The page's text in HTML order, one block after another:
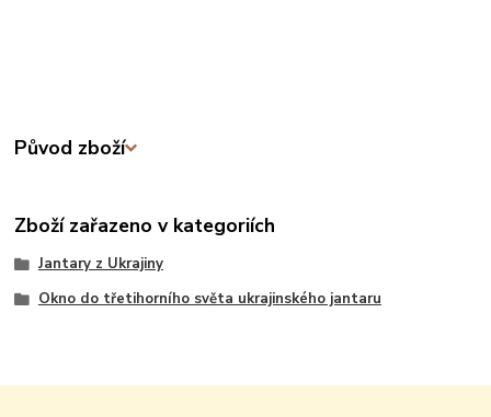
Původ zboží
Zboží zařazeno v kategoriích
Jantary z Ukrajiny
Okno do třetihorního světa ukrajinského jantaru